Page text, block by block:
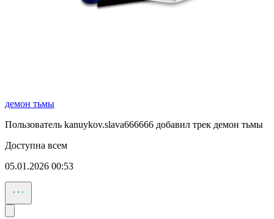
демон тьмы
Пользователь kanuykov.slava666666 добавил трек демон тьмы
Доступна всем
05.01.2026 00:53